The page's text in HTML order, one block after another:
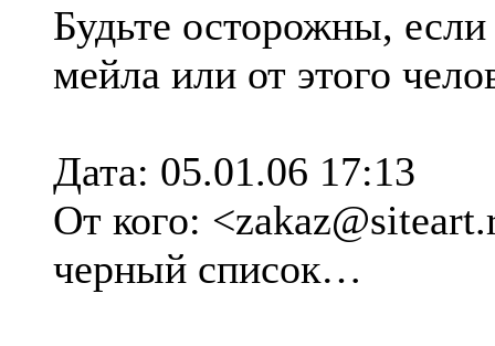
Будьте осторожны,
мейла или от этого
Дата: 05.01.06 17:13
От кого:
черный список…